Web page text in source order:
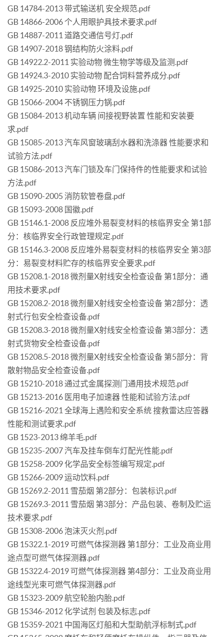
GB 14784-2013 带式输送机 安全规范.pdf
GB 14866-2006 个人用眼护具技术要求.pdf
GB 14887-2011 道路交通信号灯.pdf
GB 14907-2018 钢结构防火涂料.pdf
GB 14922.2-2011 实验动物 微生物学等级及监测.pdf
GB 14924.3-2010 实验动物 配合饲料营养成分.pdf
GB 14925-2010 实验动物 环境及设施.pdf
GB 15066-2004 不锈钢压力锅.pdf
GB 15084-2013 机动车辆 间接视野装置 性能和安装要
求.pdf
GB 15085-2013 汽车风窗玻璃刮水器和洗涤器 性能要求和
试验方法.pdf
GB 15086-2013 汽车门锁及车门保持件的性能要求和试验
方法.pdf
GB 15090-2005 消防软管卷盘.pdf
GB 15093-2008 国徽.pdf
GB 15146.1-2008 反应堆外易裂变材料的核临界安全 第1部
分：核临界安全行政管理规定.pdf
GB 15146.3-2008 反应堆外易裂变材料的核临界安全 第3部
分：易裂变材料贮存的核临界安全要求.pdf
GB 15208.1-2018 微剂量X射线安全检查设备 第1部分：通
用技术要求.pdf
GB 15208.2-2018 微剂量X射线安全检查设备 第2部分：透
射式行包安全检查设备.pdf
GB 15208.3-2018 微剂量X射线安全检查设备 第3部分：透
射式货物安全检查设备.pdf
GB 15208.5-2018 微剂量X射线安全检查设备 第5部分：背
散射物品安全检查设备.pdf
GB 15210-2018 通过式金属探测门通用技术规范.pdf
GB 15213-2016 医用电子加速器 性能和试验方法.pdf
GB 15216-2021 全球海上遇险和安全系统 搜救雷达应答器
性能和测试要求.pdf
GB 1523-2013 绵羊毛.pdf
GB 15235-2007 汽车及挂车倒车灯配光性能.pdf
GB 15258-2009 化学品安全标签编写规定.pdf
GB 15266-2009 运动饮料.pdf
GB 15269.2-2011 雪茄烟 第2部分：包装标识.pdf
GB 15269.3-2011 雪茄烟 第3部分：产品包装、卷制及贮运
技术要求.pdf
GB 15308-2006 泡沫灭火剂.pdf
GB 15322.1-2019 可燃气体探测器 第1部分：工业及商业用
途点型可燃气体探测器.pdf
GB 15322.4-2019 可燃气体探测器 第4部分：工业及商业用
途线型光束可燃气体探测器.pdf
GB 15323-2009 航空轮胎内胎.pdf
GB 15346-2012 化学试剂 包装及标志.pdf
GB 15359-2021 中国海区灯船和大型助航浮标制式.pdf